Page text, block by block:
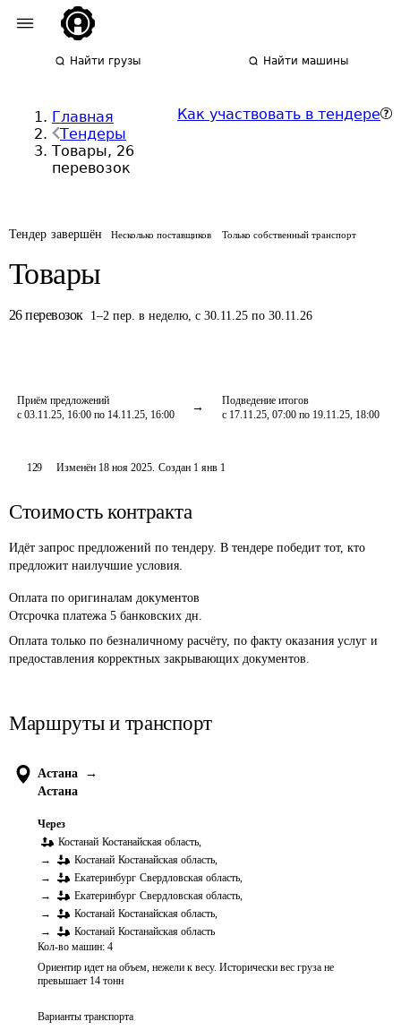
Найти грузы Найти машины
Главная
Тендеры
Товары, 26
перевозок
Как участвовать в тендере
Тендер завершён Несколько поставщиков Только собственный транспорт
Товары
26 перевозок 1–2 пер. в неделю, с 30.11.25 по 30.11.26
Приём предложений
с 03.11.25, 16:00 по 14.11.25, 16:00
Подведение итогов
с 17.11.25, 07:00 по 19.11.25, 18:00
129 Изменён 18 ноя 2025. Создан 1 янв 1
Стоимость контракта
Идёт запрос предложений по тендеру. В тендере победит тот, кто
предложит наилучшие условия.
Оплата по оригиналам документов
Отсрочка платежа 5 банковских дн.
Оплата только по безналичному расчёту, по факту оказания услуг и
предоставления корректных закрывающих документов.
Маршруты и транспорт
Астана
→
Астана
Через
Костанай Костанайская область,
→
Костанай Костанайская область,
→
Екатеринбург Свердловская область,
→
Екатеринбург Свердловская область,
→
Костанай Костанайская область,
→
Костанай Костанайская область
Кол-во машин: 4
Ориентир идет на объем, нежели к весу. Исторически вес груза не
превышает 14 тонн
Варианты транспорта